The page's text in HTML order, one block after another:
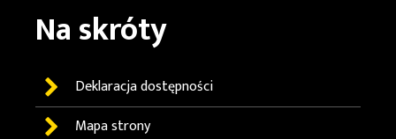
Na skróty
Deklaracja dostępności
Mapa strony